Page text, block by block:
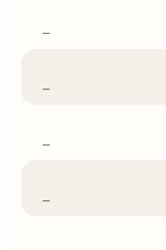
–
–
–
–